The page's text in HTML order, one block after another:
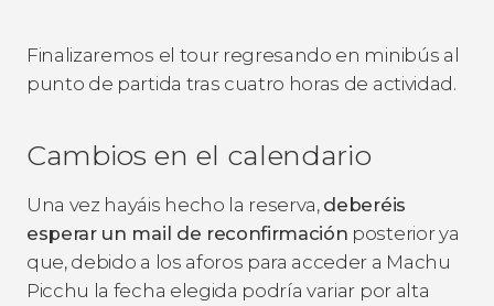
Finalizaremos el tour regresando en minibús al
punto de partida tras cuatro horas de actividad.
Cambios en el calendario
Una vez hayáis hecho la reserva, deberéis
esperar un mail de reconfirmación posterior ya
que, debido a los aforos para acceder a Machu
Picchu la fecha elegida podría variar por alta